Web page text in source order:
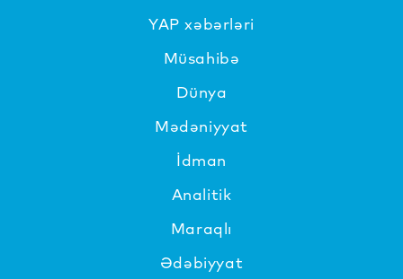
YAP xəbərləri
Müsahibə
Dünya
Mədəniyyat
İdman
Analitik
Maraqlı
Ədəbiyyat